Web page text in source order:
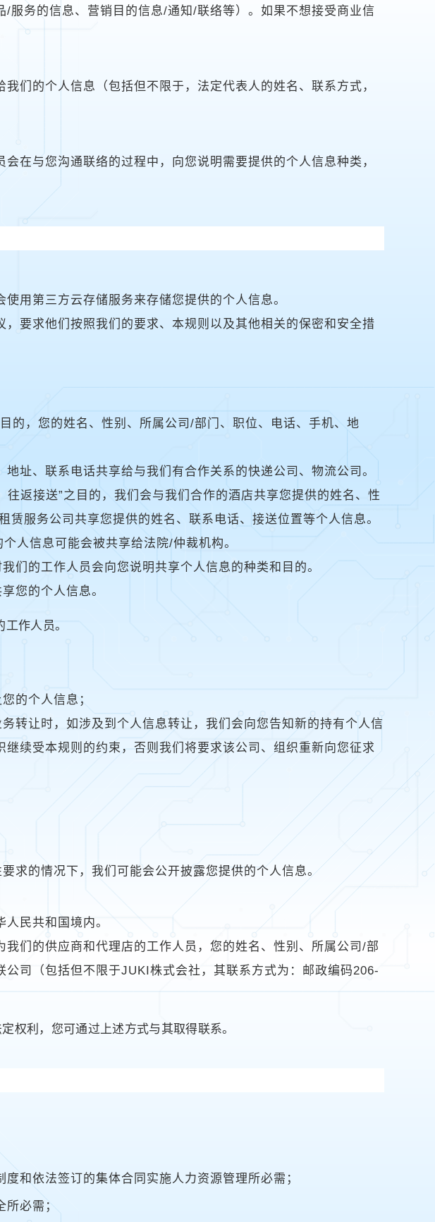
务的信息、营销目的信息/通知/联络等）。如果不想接受商业信
们的个人信息（包括但不限于，法定代表人的姓名、联系方式，
在与您沟通联络的过程中，向您说明需要提供的个人信息种类，
用第三方云存储服务来存储您提供的个人信息。
要求他们按照我们的要求、本规则以及其他相关的保密和安全措
的，您的姓名、性别、所属公司/部门、职位、电话、手机、地
址、联系电话共享给与我们有合作关系的快递公司、物流公司。
返接送”之目的，我们会与我们合作的酒店共享您提供的姓名、性
服务公司共享您提供的姓名、联系电话、接送位置等个人信息。
人信息可能会被共享给法院/仲裁机构。
们的工作人员会向您说明共享个人信息的种类和目的。
您的个人信息。
作人员。
的个人信息；
转让时，如涉及到个人信息转让，我们会向您告知新的持有个人信
续受本规则的约束，否则我们将要求该公司、组织重新向您征求
求的情况下，我们可能会公开披露您提供的个人信息。
民共和国境内。
们的供应商和代理店的工作人员，您的姓名、性别、所属公司/部
司（包括但不限于JUKI株式会社，其联系方式为：邮政编码206-
权利，您可通过上述方式与其取得联系。
和依法签订的集体合同实施人力资源管理所必需；
必需；